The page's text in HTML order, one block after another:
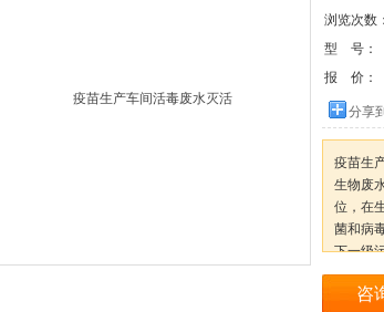
浏览次数：
型 号：
报 价：
分享
疫苗生
生物废
位，在
菌和病
下一级
咨